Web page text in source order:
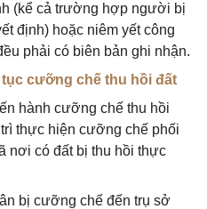
(kể cả trường hợp người bị
định) hoặc niêm yết công
phải có biên bản ghi nhận.
cưỡng chế thu hồi đất
hành cưỡng chế thu hồi
thực hiện cưỡng chế phối
nơi có đất bị thu hồi thực
bị cưỡng chế đến trụ sở